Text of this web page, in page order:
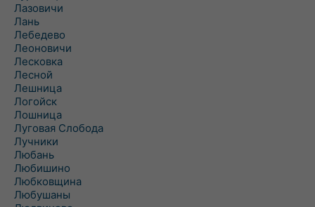
Лазовичи
Лань
Лебедево
Леоновичи
Лесковка
Лесной
Лешница
Логойск
Лошница
Луговая Слобода
Лучники
Любань
Любишино
Любковщина
Любушаны